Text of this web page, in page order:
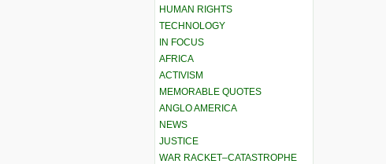
HUMAN RIGHTS
TECHNOLOGY
IN FOCUS
AFRICA
ACTIVISM
MEMORABLE QUOTES
ANGLO AMERICA
NEWS
JUSTICE
WAR RACKET–CATASTROPHE